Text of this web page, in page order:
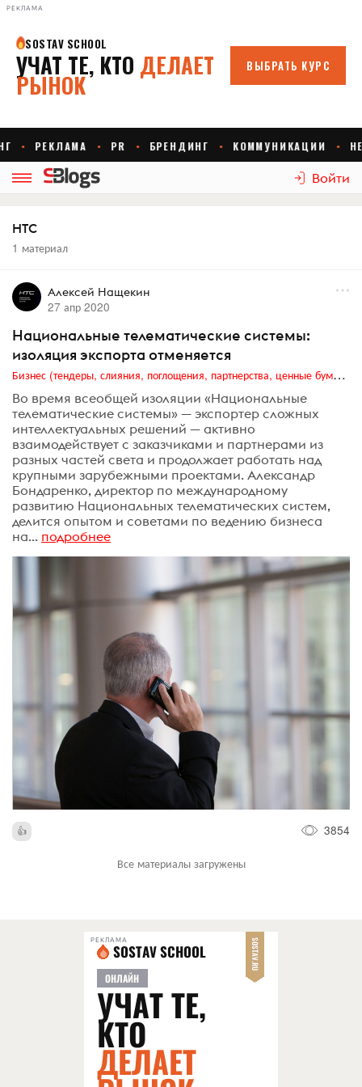
РЕКЛАМА
Войти
НТС
1 материал
Алексей Нащекин
27 апр 2020
Национальные телематические системы:
изоляция экспорта отменяется
Бизнес (тендеры, слияния, поглощения, партнерства, ценные бумаги, акционеры, финансы и отчетность)
Во время всеобщей изоляции «Национальные
телематические системы» — экспортер сложных
интеллектуальных решений — активно
взаимодействует с заказчиками и партнерами из
разных частей света и продолжает работать над
крупными зарубежными проектами. Александр
Бондаренко, директор по международному
развитию Национальных телематических систем,
делится опытом и советами по ведению бизнеса
на... подробнее
3854
Все материалы загружены
РЕКЛАМА